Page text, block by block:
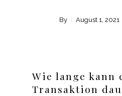
By August 1, 2021
Wie lange kann
Transaktion